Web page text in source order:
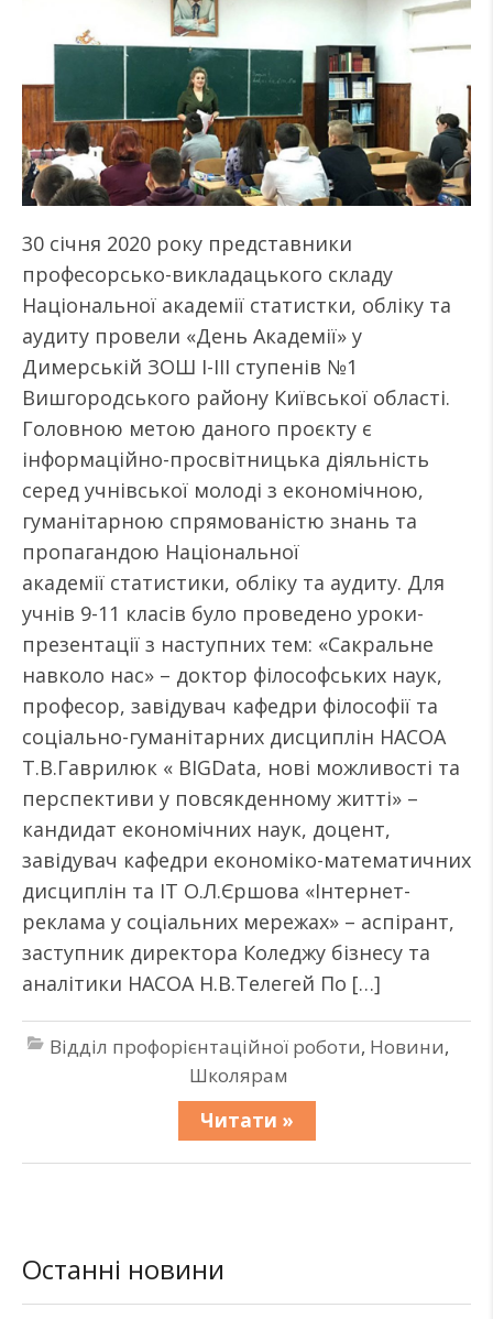
30 січня 2020 року представники
професорсько-викладацького складу
Національної академії статистки, обліку та
аудиту провели «День Академії» у
Димерській ЗОШ І-ІІІ ступенів №1
Вишгородського району Київської області.
Головною метою даного проєкту є
інформаційно-просвітницька діяльність
серед учнівської молоді з економічною,
гуманітарною спрямованістю знань та
пропагандою Національної
академії статистики, обліку та аудиту. Для
учнів 9-11 класів було проведено уроки-
презентації з наступних тем: «Сакральне
навколо нас» – доктор філософських наук,
професор, завідувач кафедри філософії та
соціально-гуманітарних дисциплін НАСОА
Т.В.Гаврилюк « BIGData, нові можливості та
перспективи у повсякденному житті» –
кандидат економічних наук, доцент,
завідувач кафедри економіко-математичних
дисциплін та ІТ О.Л.Єршова «Інтернет-
реклама у соціальних мережах» – аспірант,
заступник директора Коледжу бізнесу та
аналітики НАСОА Н.В.Телегей По […]
Відділ профорієнтаційної роботи, Новини,
Школярам
Читати »
Останні новини